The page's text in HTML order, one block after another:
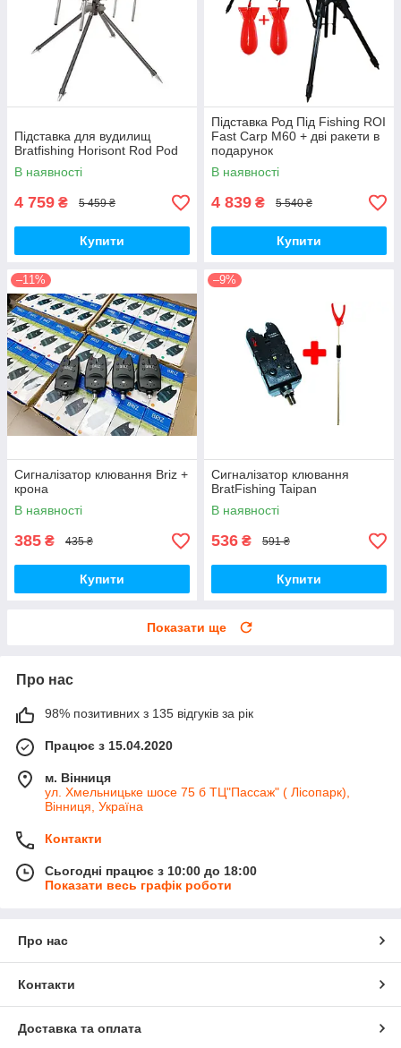
Підставка для вудилищ
Bratfishing Horisont Rod Pod
В наявності
4 759 ₴ 5 459 ₴
Купити
Підставка Род Під Fishing ROI
Fast Carp M60 + дві ракети в
подарунок
В наявності
4 839 ₴ 5 540 ₴
Купити
–11%
Сигналізатор клювання Briz +
крона
В наявності
385 ₴ 435 ₴
Купити
–9%
Сигналізатор клювання
BratFishing Taipan
В наявності
536 ₴ 591 ₴
Купити
Показати ще
Про нас
98% позитивних з 135 відгуків за рік
Працює з 15.04.2020
м. Вінниця
ул. Хмельницьке шосе 75 б ТЦ"Пассаж" ( Лісопарк),
Вінниця, Україна
Контакти
Сьогодні працює з 10:00 до 18:00
Показати весь графік роботи
Про нас
Контакти
Доставка та оплата